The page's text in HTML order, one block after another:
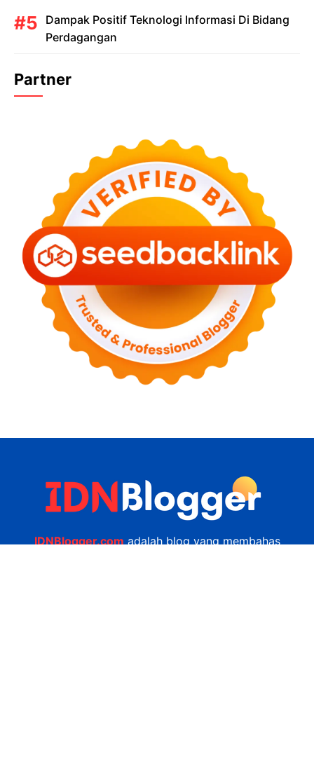
Dampak Positif Teknologi Informasi Di Bidang
Perdagangan
Partner
IDNBlogger.comadalah blog yang membahas